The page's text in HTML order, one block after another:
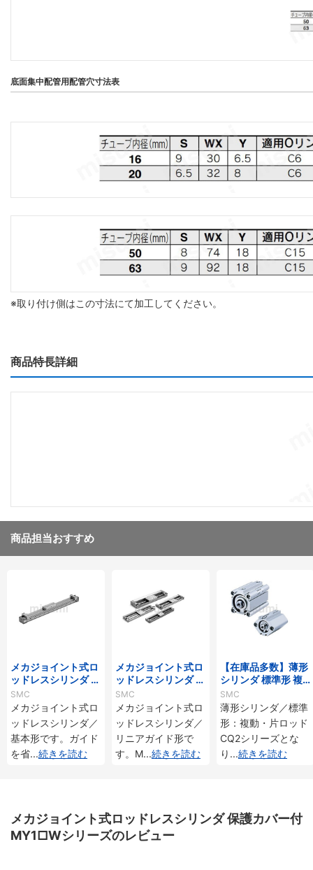
底面集中配管用配管穴寸法表
※取り付け側はこの寸法にて加工してください。
商品特長詳細
商品担当おすすめ
メカジョイント式ロ
ッドレスシリンダ 基
本形 MY1Bシリーズ
SMC
メカジョイント式ロ
ッドレスシリンダ／
基本形です。ガイド
を省...続きを読む
メカジョイント式ロ
ッドレスシリンダ リ
ニアガイド形 MY2H
／HTシリーズ
SMC
メカジョイント式ロ
ッドレスシリンダ／
リニアガイド形で
す。M...続きを読む
【在庫品多数】薄形
シリンダ 標準形 複
動・片ロッド CQ2
シリーズ
SMC
薄形シリンダ／標準
形：複動・片ロッド
CQ2シリーズとな
り ...続きを読む
メカジョイント式ロッドレスシリンダ 保護カバー付
MY1□Wシリーズのレビュー